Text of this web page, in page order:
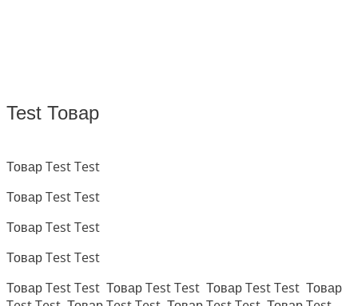
Test Товар
Товар Test Test
Товар Test Test
Товар Test Test
Товар Test Test
Товар Test Test Товар Test Test Товар Test Test Товар